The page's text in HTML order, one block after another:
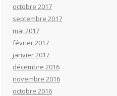
octobre 2017
septembre 2017
mai 2017
février 2017
janvier 2017
décembre 2016
novembre 2016
octobre 2016